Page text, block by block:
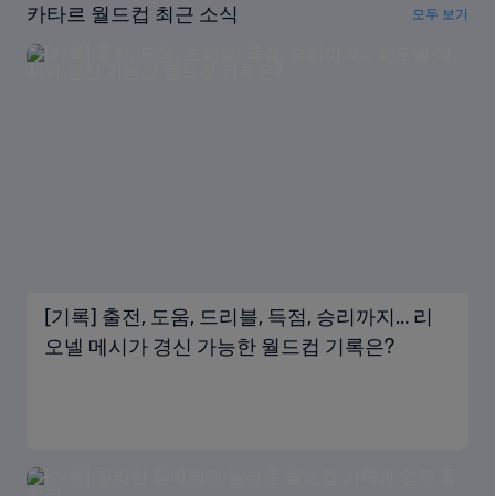
카타르 월드컵 최근 소식 모두 보기
[기록] 출전, 도움, 드리블, 득점, 승리까지… 리
오넬 메시가 경신 가능한 월드컵 기록은?